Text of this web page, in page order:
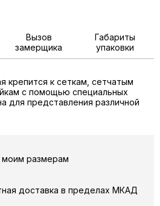
Вызов
замерщика
Габариты
упаковки
крепится к сеткам, сетчатым
с помощью специальных
для представления различной
моим размерам
доставка в пределах МКАД